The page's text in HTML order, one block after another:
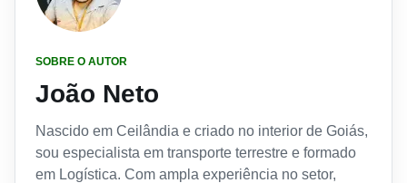
SOBRE O AUTOR
João Neto
Nascido em Ceilândia e criado no interior de Goiás,
sou especialista em transporte terrestre e formado
em Logística. Com ampla experiência no setor,